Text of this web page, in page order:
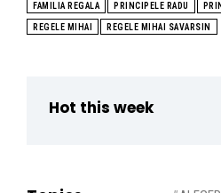
FAMILIA REGALA PRINCIPELE RADU
REGELE MIHAI REGELE MIHAI SAVARSIN
Hot this week